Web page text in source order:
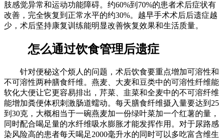
肢感觉异常和运动功能障碍。约60%到70%的患者术后症状有
改善，完全恢复到正常水平的约30%。越早手术术后后遗症越
少，术后坚持康复训练能明显改善恢复效果和生活质量。
怎么通过饮食管理后遗症
针对便秘这个烦人的问题，术后饮食要重点增加可溶性和
不可溶性两种膳食纤维。燕麦、大麦和豆类中的可溶性纤维能
软化大便让它更容易排出，芹菜、韭菜和全麦中的不可溶纤维
能增加粪便体积刺激肠道蠕动。每天膳食纤维摄入量要达到25
到30克，大概相当于一碗燕麦加一份绿叶菜加一个红薯的量，
同时配合喝足量的水纤维吸水膨胀才能发挥作用。对于尿路感
染风险高的患者每天喝足2000毫升水的同时可以多吃富含维生